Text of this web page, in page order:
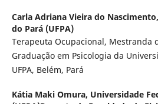
Carla Adriana Vieira do Nascimento,
do Pará (UFPA)
Terapeuta Ocupacional, Mestranda
Graduação em Psicologia da
UFPA, Belém, Pará
Kátia Maki Omura, Universidade